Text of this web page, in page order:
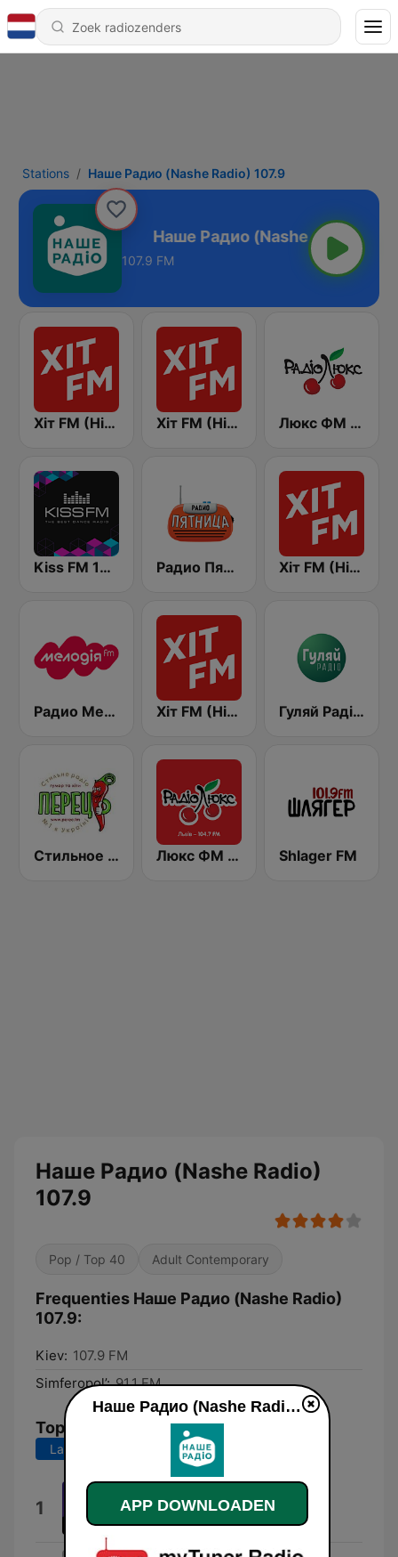
Stations Наше Радио (Nashe Radio) 107.9
107.9
107.9 FM
Хіт FM (Hit FM) Хіт FM (Hit FM) - Top Люкс ФМ Україна - Lux FM Ukraine
Kiss FM 106.5 (Кисc ФМ) Радио Пятница (Pyatnica) Хіт FM (Hit FM) - Best
Радио Мелодия (Radio Melodia) Хіт FM (Hit FM) - Ukr Гуляй Радіо (Guliay Radio)
Стильное Радио - Перец ФМ (Stilnoe, perec fm) Люкс ФМ (Lux FM) Львів Shlager FM
Наше Радио (Nashe Radio)
107.9
Pop / Top 40 Adult Contemporary
Frequenties Наше Радио (Nashe Radio)
107.9:
Kiev: 107.9 FM
Simferopol’: 91.1 FM
Top nummers
Laatste 7 dagen Laatste 30 dagen
1 Козак
Наше Радио (Nashe Radio) 107.9 live luisteren
APP DOWNLOADEN